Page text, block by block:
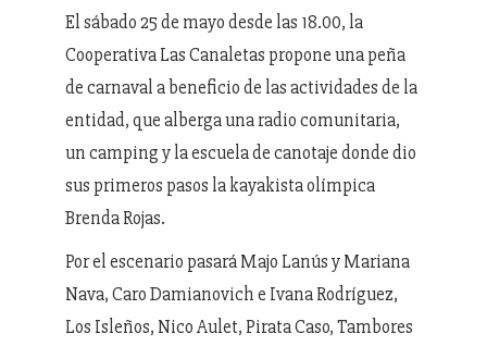
El sábado 25 de mayo desde las 18.00, la
Cooperativa Las Canaletas propone una peña
de carnaval a beneficio de las actividades de la
entidad, que alberga una radio comunitaria,
un camping y la escuela de canotaje donde dio
sus primeros pasos la kayakista olímpica
Brenda Rojas.
Por el escenario pasará Majo Lanús y Mariana
Nava, Caro Damianovich e Ivana Rodríguez,
Los Isleños, Nico Aulet, Pirata Caso, Tambores